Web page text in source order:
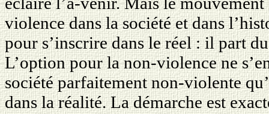
violence dans la société et dans
pour s’inscrire dans le réel : il part
L’option pour la non-violence ne
société parfaitement non-violente
dans la réalité. La démarche est